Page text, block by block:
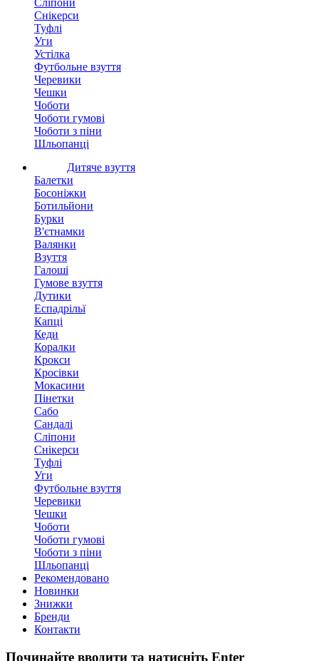
Сліпони
Снікерси
Туфлі
Уги
Устілка
Футбольне взуття
Черевики
Чешки
Чоботи
Чоботи гумові
Чоботи з піни
Шльопанці
Дитяче взуття
Балетки
Босоніжки
Ботильйони
Бурки
В'єтнамки
Валянки
Взуття
Галоші
Гумове взуття
Дутики
Еспадрільї
Капці
Кеди
Коралки
Крокси
Кросівки
Мокасини
Пінетки
Сабо
Сандалі
Сліпони
Снікерси
Туфлі
Уги
Футбольне взуття
Черевики
Чешки
Чоботи
Чоботи гумові
Чоботи з піни
Шльопанці
Рекомендовано
Новинки
Знижки
Бренди
Контакти
Починайте вводити та натиснiть Enter